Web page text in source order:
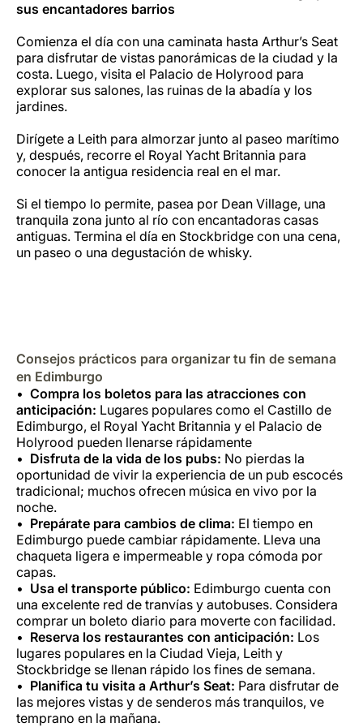
sus encantadores barrios
Comienza el día con una caminata hasta Arthur’s Seat
para disfrutar de vistas panorámicas de la ciudad y la
costa. Luego, visita el Palacio de Holyrood para
explorar sus salones, las ruinas de la abadía y los
jardines.
Dirígete a Leith para almorzar junto al paseo marítimo
y, después, recorre el Royal Yacht Britannia para
conocer la antigua residencia real en el mar.
Si el tiempo lo permite, pasea por Dean Village, una
tranquila zona junto al río con encantadoras casas
antiguas. Termina el día en Stockbridge con una cena,
un paseo o una degustación de whisky.
Consejos prácticos para organizar tu fin de semana
en Edimburgo
Compra los boletos para las atracciones con
anticipación: Lugares populares como el Castillo de
Edimburgo, el Royal Yacht Britannia y el Palacio de
Holyrood pueden llenarse rápidamente
Disfruta de la vida de los pubs: No pierdas la
oportunidad de vivir la experiencia de un pub escocés
tradicional; muchos ofrecen música en vivo por la
noche.
Prepárate para cambios de clima: El tiempo en
Edimburgo puede cambiar rápidamente. Lleva una
chaqueta ligera e impermeable y ropa cómoda por
capas.
Usa el transporte público: Edimburgo cuenta con
una excelente red de tranvías y autobuses. Considera
comprar un boleto diario para moverte con facilidad.
Reserva los restaurantes con anticipación: Los
lugares populares en la Ciudad Vieja, Leith y
Stockbridge se llenan rápido los fines de semana.
Planifica tu visita a Arthur’s Seat: Para disfrutar de
las mejores vistas y de senderos más tranquilos, ve
temprano en la mañana.